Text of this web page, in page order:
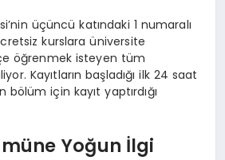
üçüncü katındaki 1 numaralı
kurslara üniversite
öğrenmek isteyen tüm
Kayıtların başladığı ilk 24 saat
için kayıt yaptırdığı
Yoğun İlgi